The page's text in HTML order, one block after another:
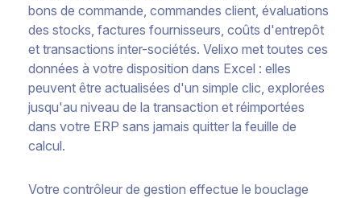
bons de commande, commandes client, évaluations
des stocks, factures fournisseurs, coûts d'entrepôt
et transactions inter-sociétés. Velixo met toutes ces
données à votre disposition dans Excel : elles
peuvent être actualisées d'un simple clic, explorées
jusqu'au niveau de la transaction et réimportées
dans votre ERP sans jamais quitter la feuille de
calcul.
Votre contrôleur de gestion effectue le bouclage